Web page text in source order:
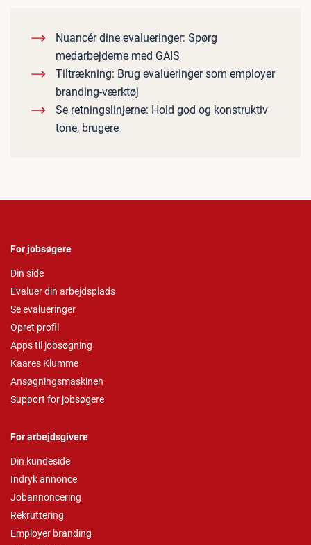
Nuancér dine evalueringer: Spørg
medarbejderne med GAIS
Tiltrækning: Brug evalueringer som employer
branding-værktøj
Se retningslinjerne: Hold god og konstruktiv
tone, brugere
For jobsøgere
Din side
Evaluer din arbejdsplads
Se evalueringer
Opret profil
Apps til jobsøgning
Kaares Klumme
Ansøgningsmaskinen
Support for jobsøgere
For arbejdsgivere
Din kundeside
Indryk annonce
Jobannoncering
Rekruttering
Employer branding